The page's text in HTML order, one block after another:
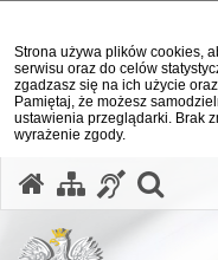
Strona używa plików cookies,
serwisu oraz do celów
zgadzasz się na ich użycie
Pamiętaj, że możesz
ustawienia przeglądarki. Brak
wyrażenie zgody.